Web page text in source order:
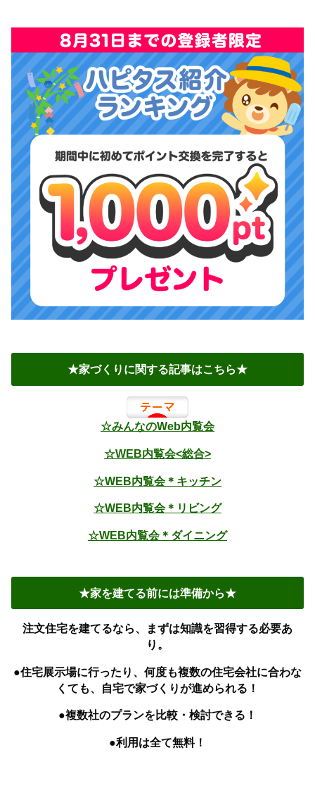
★家づくりに関する記事はこちら★
☆みんなのWeb内覧会
☆WEB内覧会<総合>
☆WEB内覧会＊キッチン
☆WEB内覧会＊リビング
☆WEB内覧会＊ダイニング
★家を建てる前には準備から★
注文住宅を建てるなら、まずは知識を習得する必要あ
り。
●住宅展示場に行ったり、何度も複数の住宅会社に合わな
くても、自宅で家づくりが進められる！
●複数社のプランを比較・検討できる！
●利用は全て無料！